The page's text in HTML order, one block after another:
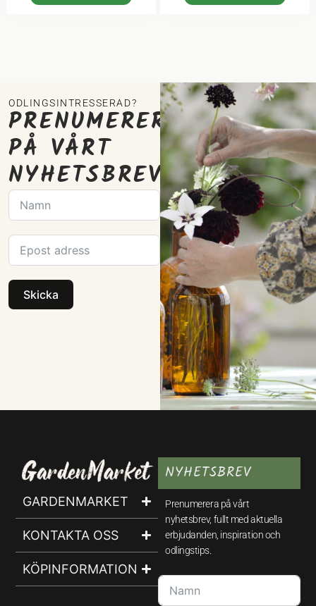
ODLINGSINTRESSERAD?
PRENUMERERA
PÅ VÅRT
NYHETSBREV
Skicka
GARDENMARKET
KONTAKTA OSS
KÖPINFORMATION
NYHETSBREV
Prenumerera på vårt
nyhetsbrev, fullt med aktuella
erbjudanden, inspiration och
odlingstips.